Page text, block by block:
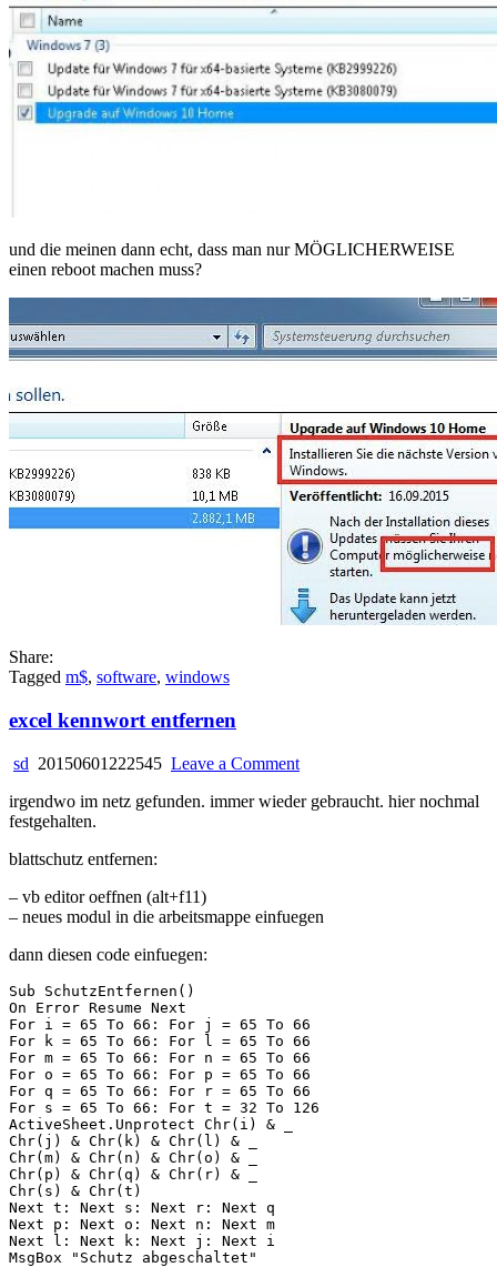
und die meinen dann echt, dass man nur MÖGLICHERWEISE
einen reboot machen muss?
Share:
Tagged m$, software, windows
excel kennwort entfernen
sd 20150601222545 Leave a Commenton
kennwort
irgendwo im netz gefunden. immer wieder gebraucht. hier nochmal
festgehalten.
blattschutz entfernen:
– vb editor oeffnen (alt+f11)
– neues modul in die arbeitsmappe einfuegen
dann diesen code einfuegen:
Sub SchutzEntfernen()
On Error Resume Next
For i = 65 To 66: For j = 65 To 66
For k = 65 To 66: For l = 65 To 66
For m = 65 To 66: For n = 65 To 66
For o = 65 To 66: For p = 65 To 66
For q = 65 To 66: For r = 65 To 66
For s = 65 To 66: For t = 32 To 126
ActiveSheet.Unprotect Chr(i) & _
Chr(j) & Chr(k) & Chr(l) & _
Chr(m) & Chr(n) & Chr(o) & _
Chr(p) & Chr(q) & Chr(r) & _
Chr(s) & Chr(t)
Next t: Next s: Next r: Next q
Next p: Next o: Next n: Next m
Next l: Next k: Next j: Next i
MsgBox "Schutz abgeschaltet"